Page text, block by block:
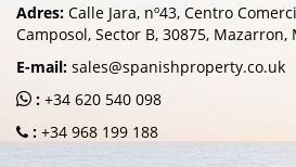
Adres: Calle Jara, nº43, Centro
Camposol, Sector B, 30875, Mazarron,
E-mail: sales@spanishproperty.co.uk
: +34 620 540 098
: +34 968 199 188